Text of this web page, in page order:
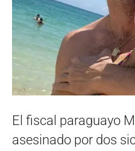
El fiscal paraguayo
asesinado por dos